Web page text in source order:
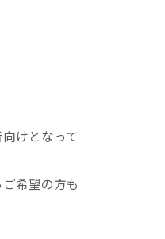
けとなって
希望の方も